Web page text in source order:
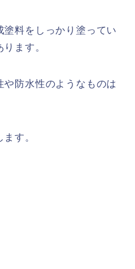
塗料をしっかり塗ってい
ます。
防水性のようなものは
す。